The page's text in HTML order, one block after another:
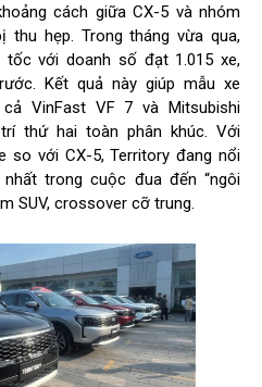
cách giữa CX-5 và nhóm
thu hẹp. Trong tháng vừa qua,
tốc với doanh số đạt 1.015 xe,
Kết quả này giúp mẫu xe
VinFast VF 7 và Mitsubishi
thứ hai toàn phân khúc. Với
so với CX-5, Territory đang nổi
trong cuộc đua đến “ngôi
SUV, crossover cỡ trung.